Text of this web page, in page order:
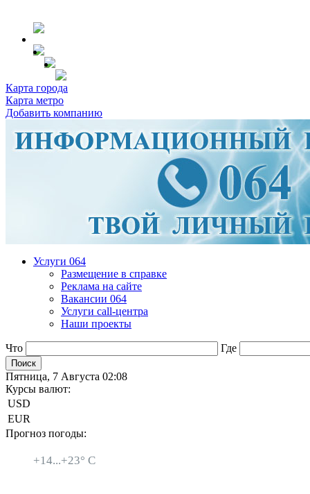
Карта города
Карта метро
Добавить компанию
Услуги 064
Размещение в справке
Реклама на сайте
Вакансии 064
Услуги call-центра
Наши проекты
Что Где
Пятница, 7 Августа 02:08
Курсы валют:
USD
EUR
Прогноз погоды:
+14...+23° C